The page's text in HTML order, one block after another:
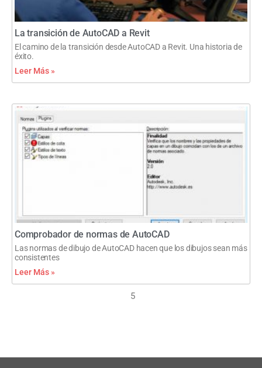
La transición de AutoCAD a Revit
El camino de la transición desde AutoCAD a Revit. Una historia de
éxito.
Leer Más »
Comprobador de normas de AutoCAD
Las normas de dibujo de AutoCAD hacen que los dibujos sean más
consistentes
Leer Más »
5